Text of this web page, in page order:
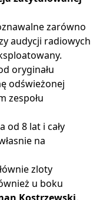
zarówno
audycji radiowych
oryginału
odświeżonej
zespołu
od 8 lat i cały
na
zloty
u boku